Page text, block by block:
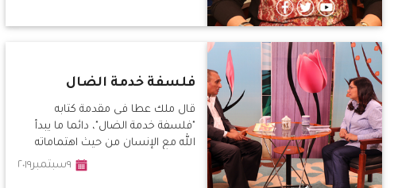
فلسفة خدمة الضال
قال ملك عطا فى مقدمة كتابه
"فلسفة خدمة الضال"، دائما ما يبدأ
الله مع الإنسان من حيث اهتماماته
واحتياجاته الأرضية فكما يحرك النسر
٩سبتمبر٢٠١٩